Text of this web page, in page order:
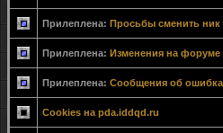
Прилеплена: Просьбы сменить ник
Прилеплена: Изменения на форуме
Прилеплена: Сообщения об
Cookies на pda.iddqd.ru